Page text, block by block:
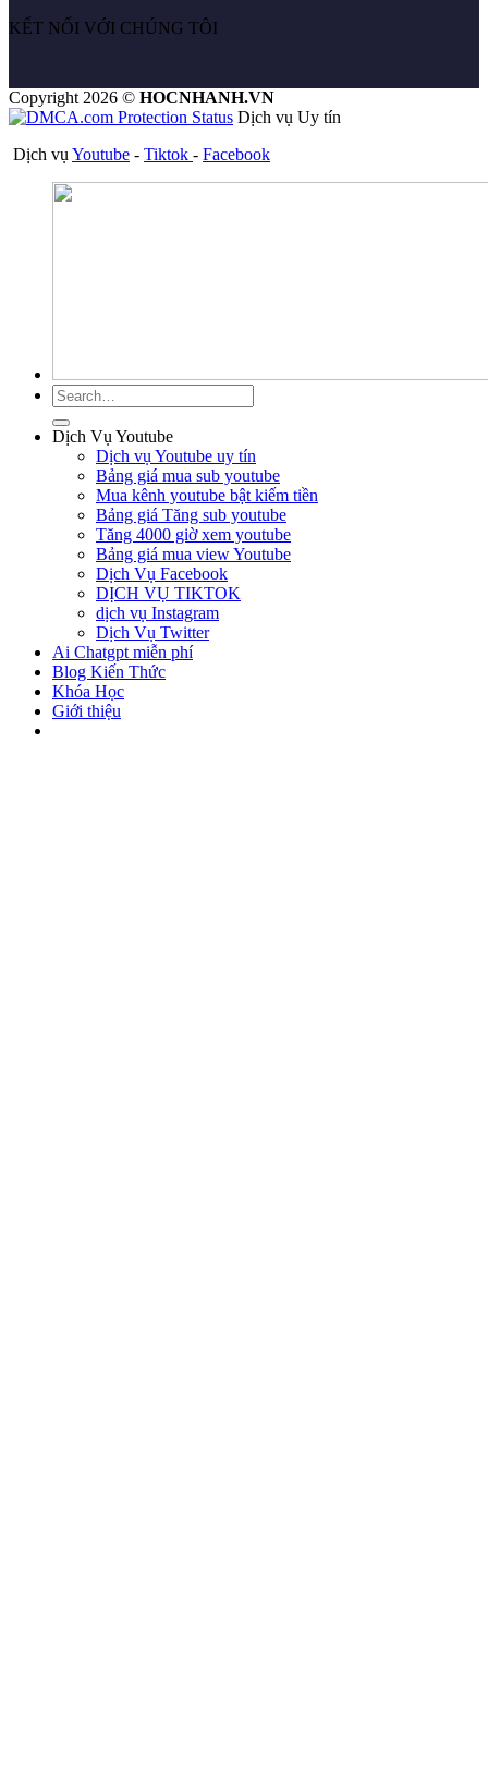
KẾT NỐI VỚI CHÚNG TÔI
Copyright 2026 © HOCNHANH.VN
Dịch vụ Uy tín
Dịch vụ Youtube - Tiktok - Facebook
Dịch Vụ Youtube
Dịch vụ Youtube uy tín
Bảng giá mua sub youtube
Mua kênh youtube bật kiếm tiền
Bảng giá Tăng sub youtube
Tăng 4000 giờ xem youtube
Bảng giá mua view Youtube
Dịch Vụ Facebook
DỊCH VỤ TIKTOK
dịch vụ Instagram
Dịch Vụ Twitter
Ai Chatgpt miễn phí
Blog Kiến Thức
Khóa Học
Giới thiệu